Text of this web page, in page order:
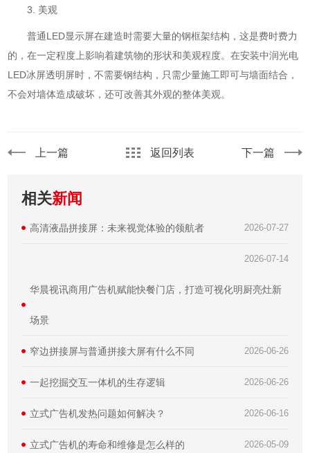
3. 美观
普通LED显示屏在建造时需要大量的钢框架结构，这是费时费力
的，在一定程度上影响着建筑物的形状和美观程度。在安装中润光电
LED冰屏透明屏时，不需要钢结构，只需少量施工即可与墙面结合，
不会对墙体造成破坏，还可改善其外观的整体美观。
上一篇 返回列表 下一篇
相关新闻
2026-07-27
高清液晶拼接屏：未来视觉体验的领航者
2026-07-14
华晨视讯商用广告机赋能快餐门店，打造可视化明厨亮灶新
场景
2026-06-26
窄边拼接屏与普通拼接大屏有什么不同
2026-06-26
一起挖掘交互一体机的生存逻辑
2026-06-16
立式广告机发热问题如何解决？
2026-05-09
立式广告机的寿命和维修是怎么样的